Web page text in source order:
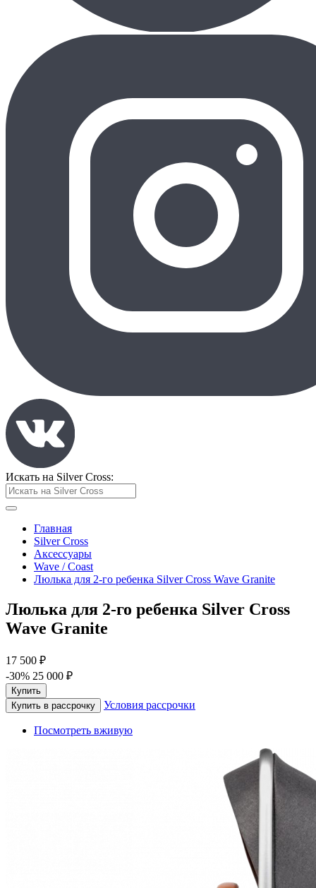
Искать на Silver Cross:
Главная
Silver Cross
Аксессуары
Wave / Coast
Люлька для 2-го ребенка Silver Cross Wave Granite
Люлька для 2-го ребенка Silver Cross
Wave Granite
17 500 ₽
-30% 25 000 ₽
Купить
Купить в рассрочку
Условия рассрочки
Посмотреть вживую